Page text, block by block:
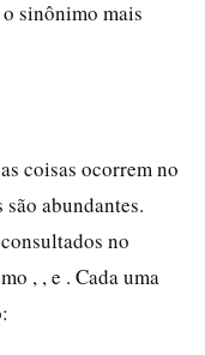
sinônimo mais
coisas ocorrem no
abundantes.
no
, , e . Cada uma